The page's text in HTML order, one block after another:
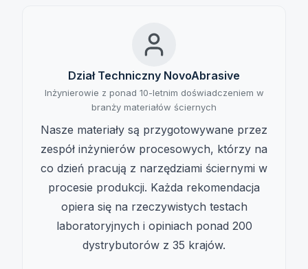
Dział Techniczny NovoAbrasive
Inżynierowie z ponad 10-letnim doświadczeniem w
branży materiałów ściernych
Nasze materiały są przygotowywane przez
zespół inżynierów procesowych, którzy na
co dzień pracują z narzędziami ściernymi w
procesie produkcji. Każda rekomendacja
opiera się na rzeczywistych testach
laboratoryjnych i opiniach ponad 200
dystrybutorów z 35 krajów.